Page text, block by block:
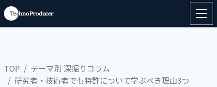
TOP
テーマ別 深掘りコラム
研究者・技術者でも特許について学ぶべき理由3つ